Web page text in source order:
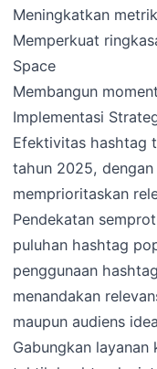
Meningkatkan
Memperkuat
Space
Membangun
Implementasi
Efektivitas hashtag
tahun 2025,
memprioritaskan
Pendekatan
puluhan hashtag
penggunaan
menandakan
maupun audiens
Gabungkan